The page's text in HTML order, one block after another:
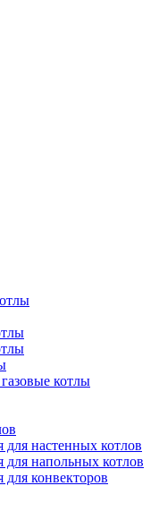
котлы
настенных котлов
напольных котлов
конвекторов